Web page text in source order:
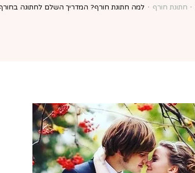
חתונת חורף למה חתונת חורף? המדריך השלם לחתונה